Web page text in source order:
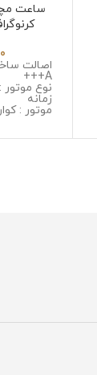
ساعت
اصالت
A+++
نوع
زمانه
موتور :
جنس